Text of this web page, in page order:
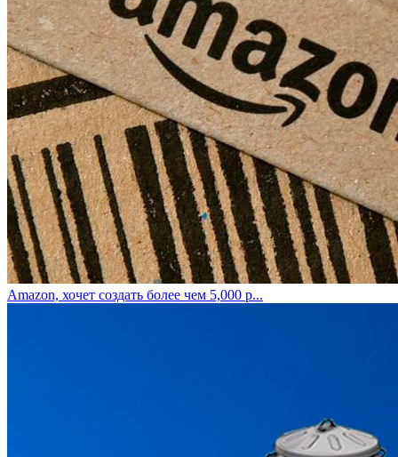
Amazon, хочет создать более чем 5,000 р...